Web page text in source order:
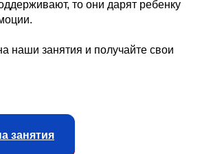
то они дарят ребенку
наши занятия и получайте свои
занятия